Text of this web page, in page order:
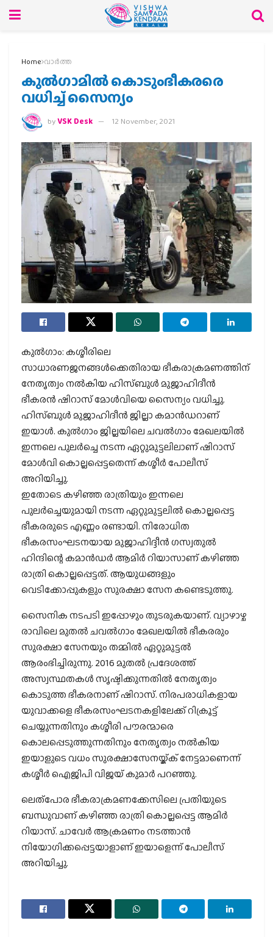
Home വാര്‍ത്ത
കുല്‍ഗാമില്‍ കൊടുംഭീകരരെ
വധിച്ച് സൈന്യം
byVSK Desk 12 November, 2021
കുല്‍ഗാം: കശ്മീരിലെ
സാധാരണജനങ്ങള്‍ക്കെതിരായ ഭീകരാക്രമണത്തിന്
നേതൃത്വം നല്‍കിയ ഹിസ്ബുള്‍ മുജാഹിദീന്‍
ഭീകരന്‍ ഷിറാസ് മോള്‍വിയെ സൈന്യം വധിച്ചു.
ഹിസ്ബുള്‍ മുജാഹിദീന്‍ ജില്ലാ കമാന്‍ഡറാണ്
ഇയാള്‍. കുല്‍ഗാം ജില്ലയിലെ ചവല്‍ഗാം മേഖലയില്‍
ഇന്നലെ പുലര്‍ച്ചെ നടന്ന ഏറ്റുമുട്ടലിലാണ് ഷിറാസ്
മോള്‍വി കൊല്ലപ്പെട്ടതെന്ന് കശ്മീര്‍ പോലീസ്
അറിയിച്ചു.
ഇതോടെ കഴിഞ്ഞ രാത്രിയും ഇന്നലെ
പുലര്‍ച്ചെയുമായി നടന്ന ഏറ്റുമുട്ടലില്‍ കൊല്ലപ്പെട്ട
ഭീകരരുടെ എണ്ണം രണ്ടായി. നിരോധിത
ഭീകരസംഘടനയായ മുജാഹിദ്ദീന്‍ ഗസ്വതുല്‍
ഹിന്ദിന്റെ കമാന്‍ഡര്‍ ആമിര്‍ റിയാസാണ് കഴിഞ്ഞ
രാത്രി കൊല്ലപ്പെട്ടത്. ആയുധങ്ങളും
വെടിക്കോപ്പുകളും സുരക്ഷാ സേന കണ്ടെടുത്തു.
സൈനിക നടപടി ഇപ്പോഴും തുടരുകയാണ്. വ്യാഴാഴ്ച
രാവിലെ മുതല്‍ ചവല്‍ഗാം മേഖലയില്‍ ഭീകരരും
സുരക്ഷാ സേനയും തമ്മില്‍ ഏറ്റുമുട്ടല്‍
ആരംഭിച്ചിരുന്നു. 2016 മുതല്‍ പ്രദേശത്ത്
അസ്വസ്ഥതകള്‍ സൃഷ്ടിക്കുന്നതില്‍ നേതൃത്വം
കൊടുത്ത ഭീകരനാണ് ഷിറാസ്. നിരപരാധികളായ
യുവാക്കളെ ഭീകരസംഘടനകളിലേക്ക് റിക്രൂട്ട്
ചെയ്യുന്നതിനും കശ്മീരി പൗരന്മാരെ
കൊലപ്പെടുത്തുന്നതിനും നേതൃത്വം നല്‍കിയ
ഇയാളുടെ വധം സുരക്ഷാസേനയ്ക്ക് നേട്ടമാണെന്ന്
കശ്മീര്‍ ഐജിപി വിജയ് കുമാര്‍ പറഞ്ഞു.
ലെത്പോര ഭീകരാക്രമണക്കേസിലെ പ്രതിയുടെ
ബന്ധുവാണ് കഴിഞ്ഞ രാത്രി കൊല്ലപ്പെട്ട ആമിര്‍
റിയാസ്. ചാവേര്‍ ആക്രമണം നടത്താന്‍
നിയോഗിക്കപ്പെട്ടയാളാണ് ഇയാളെന്ന് പോലീസ്
അറിയിച്ചു.